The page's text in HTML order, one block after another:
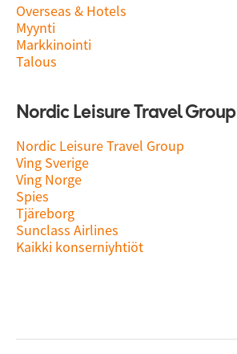
Overseas & Hotels
Myynti
Markkinointi
Talous
Nordic Leisure Travel Group
Nordic Leisure Travel Group
Ving Sverige
Ving Norge
Spies
Tjäreborg
Sunclass Airlines
Kaikki konserniyhtiöt